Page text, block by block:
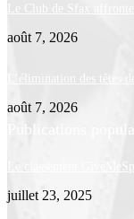
Le Club de Sfax
août 7, 2026
L’élimination des têtes
août 7, 2026
Publications
Le classement
juillet 23, 2025